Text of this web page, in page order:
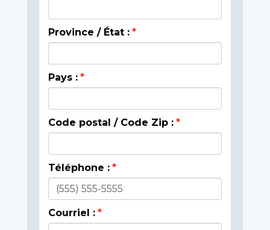
Province / État :
Pays :
Code postal / Code Zip :
Téléphone :
Courriel :